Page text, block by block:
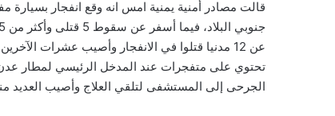
قالت مصادر أمنية يمنية امس انه وقع انفجار
عن 12 مدنيا قتلوا في الانفجار وأصيب عشرات
تحتوي على متفجرات عند المدخل الرئيسي لمطار عدن
الجرحى إلى المستشفى لتلقي العلاج وأصيب العديد